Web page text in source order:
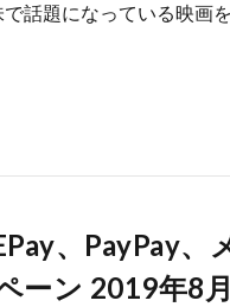
話題になっている映画
、PayPay、
ーン 2019年8